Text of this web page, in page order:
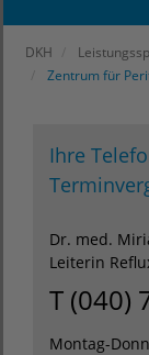
DKH
Zentrum für
Ihre
Dr. med.
Leiterin
T (040)
Montag-